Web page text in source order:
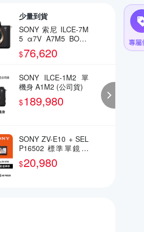
少量到貨
SONY 索尼 ILCE-7M
5 α7V A7M5 BODY
全片幅相機(公司貨)
$76,620
SONY ILCE-1M2 單
機身 A1M2 (公司貨)
$189,980
SONY ZV-E10 + SEL
P16502 標準單鏡組
(公司貨)
$20,980